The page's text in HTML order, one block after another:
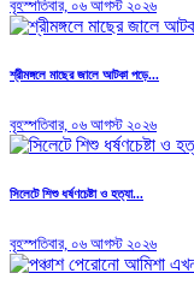
বৃহস্পতিবার, ০৬ আগস্ট ২০২৬
শ্রীমঙ্গলে মাছের জালে আটকা পড়ে...
বৃহস্পতিবার, ০৬ আগস্ট ২০২৬
সিলেটে শিশু ধর্ষণচেষ্টা ও হত্যা...
বৃহস্পতিবার, ০৬ আগস্ট ২০২৬